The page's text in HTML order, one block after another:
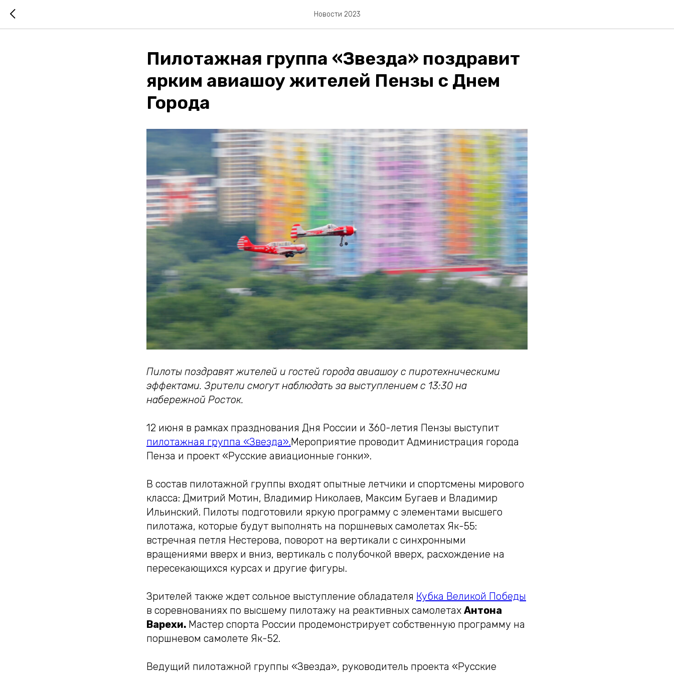
Новости 2023
Пилотажная группа «Звезда» поздравит
ярким авиашоу жителей Пензы с Днем
Города
Пилоты поздравят жителей и гостей города авиашоу с пиротехническими
эффектами. Зрители смогут наблюдать за выступлением с 13:30 на
набережной Росток.
12 июня в рамках празднования Дня России и 360-летия Пензы выступит
пилотажная группа «Звезда».Мероприятие проводит Администрация города
Пенза и проект «Русские авиационные гонки».
В состав пилотажной группы входят опытные летчики и спортсмены мирового
класса: Дмитрий Мотин, Владимир Николаев, Максим Бугаев и Владимир
Ильинский. Пилоты подготовили яркую программу с элементами высшего
пилотажа, которые будут выполнять на поршневых самолетах Як-55:
встречная петля Нестерова, поворот на вертикали с синхронными
вращениями вверх и вниз, вертикаль с полубочкой вверх, расхождение на
пересекающихся курсах и другие фигуры.
Зрителей также ждет сольное выступление обладателя Кубка Великой Победы
в соревнованиях по высшему пилотажу на реактивных самолетах Антона
Варехи. Мастер спорта России продемонстрирует собственную программу на
поршневом самолете Як-52.
Ведущий пилотажной группы «Звезда», руководитель проекта «Русские